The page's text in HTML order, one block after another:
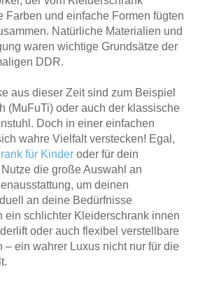
Farben und einfache Formen fügten
Natürliche Materialien und
waren wichtige Grundsätze der
DDR.
aus dieser Zeit sind zum Beispiel
(MuFuTi) oder auch der klassische
Doch in einer einfachen
wahre Vielfalt verstecken! Egal,
für Kinder oder für dein
die große Auswahl an
um deinen
an deine Bedürfnisse
ein schlichter Kleiderschrank innen
oder auch flexibel verstellbare
– ein wahrer Luxus nicht nur für die